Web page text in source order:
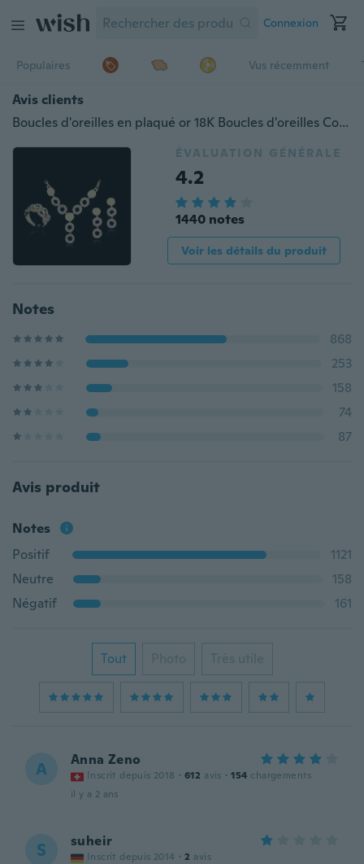
Connexion
Populaires Vus récemment
Avis clients
Boucles d'oreilles en plaqué or 18K Boucles d'oreilles Collier 3 pièces Bijoux 3 pièces Sets Femme
ÉVALUATION GÉNÉRALE
4.2
1440 notes
Voir les détails du produit
Notes
868
253
158
74
87
Avis produit
Notes
Positif
1121
Neutre
158
Négatif
161
Tout Photo Très utile
A Anna Zeno
Inscrit depuis 2018 · 612 avis · 154 chargements
il y a 2 ans
S suheir
Inscrit depuis 2014 · 2 avis